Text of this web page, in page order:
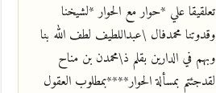
تعلقيقا علي *حوار مع الحوار *لشيخنا
وقدوتنا محمدفال \عبداللطيف لطف الله بنا
وبهم في الدارين بقلم ذ\محمدن بن مناح
لقدجئتم بمسألة الحوار****بمطلوب العقول